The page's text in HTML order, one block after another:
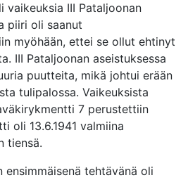
vaikeuksia III Pataljoonan
piiri oli saanut
myöhään, ettei se ollut ehtinyt
III Pataljoonan aseistuksessa
puutteita, mikä johtui erään
tulipalossa. Vaikeuksista
7 perustettiin
oli 13.6.1941 valmiina
tiensä.
tehtävänä oli